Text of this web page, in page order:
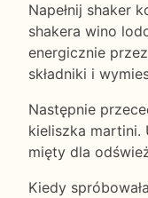
Napełnij shaker
shakera wino
energicznie
składniki i
Następnie
kieliszka martini.
mięty dla
Kiedy